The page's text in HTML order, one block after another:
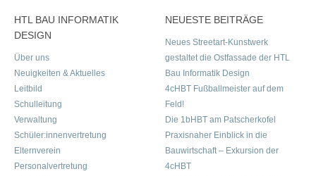
HTL BAU INFORMATIK
DESIGN
Über uns
Neuigkeiten & Aktuelles
Leitbild
Schulleitung
Verwaltung
Schüler:innenvertretung
Elternverein
Personalvertretung
NEUESTE BEITRÄGE
Neues Streetart-Kunstwerk
gestaltet die Ostfassade der HTL
Bau Informatik Design
4cHBT Fußballmeister auf dem
Feld!
Die 1bHBT am Patscherkofel
Praxisnaher Einblick in die
Bauwirtschaft – Exkursion der
4cHBT